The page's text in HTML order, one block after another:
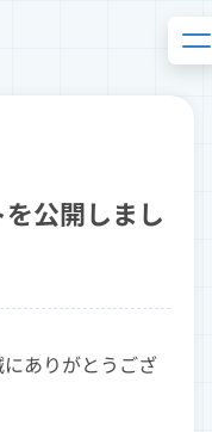
公開しまし
ありがとうござ